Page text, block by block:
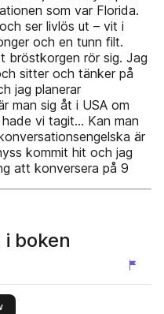
som var Florida.
ser livlös ut – vit i
och en tunn filt.
bröstkorgen rör sig. Jag
sitter och tänker på
jag planerar
man sig åt i USA om
vi tagit… Kan man
är
kommit hit och jag
att konversera på 9
boken
this publisher